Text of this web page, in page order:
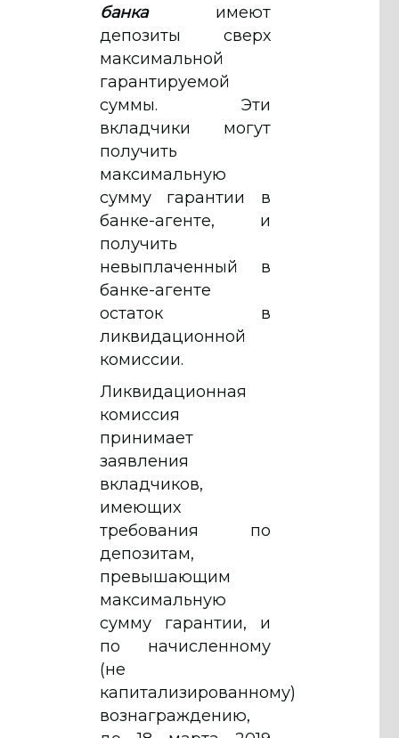
банка имеют
депозиты сверх
максимальной
гарантируемой
суммы. Эти
вкладчики могут
получить
максимальную
сумму гарантии в
банке-агенте, и
получить
невыплаченный в
банке-агенте
остаток в
ликвидационной
комиссии.
Ликвидационная
комиссия
принимает
заявления
вкладчиков,
имеющих
требования по
депозитам,
превышающим
максимальную
сумму гарантии, и
по начисленному
(не
капитализированному)
вознаграждению,